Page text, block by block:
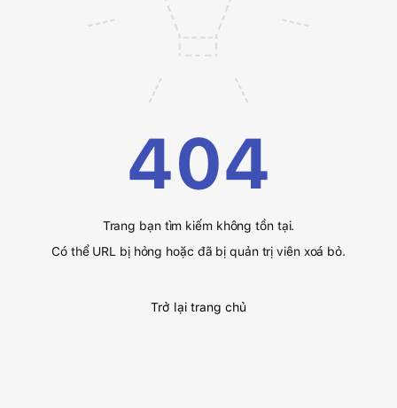
404
Trang bạn tìm kiếm không tồn tại.
Có thể URL bị hỏng hoặc đã bị quản trị viên xoá bỏ.
Trở lại trang chủ